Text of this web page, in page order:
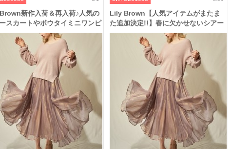
新作入荷＆再入荷♪人気の
スカートやボウタイミニワンピ
早めにチェックを◎
Lily Brown【人気アイテムがまたま
た追加決定!!】春に欠かせないシアー
素材やボウタイワンピで上品なレディ